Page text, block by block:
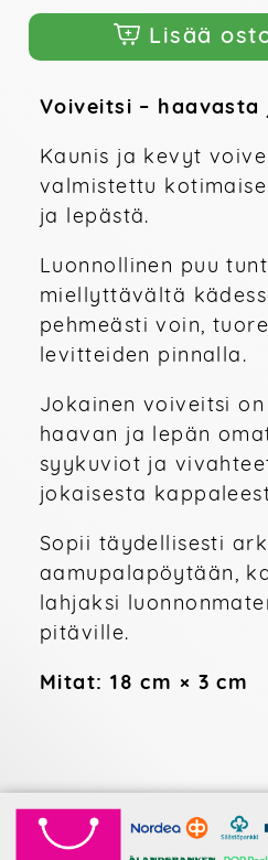
Lisää
Voi­veitsi – haavasta
Kaunis ja kevyt
valmistettu
ja lepästä.
Luonnollinen puu
miellyttävältä
pehmeästi voin,
levitteiden pinnalla.
Jokainen voiveitsi
haavan ja lepän
syykuviot ja
jokaisesta
Sopii täydellisesti
aamupalapöytään,
lahjaksi
pitäville.
Mitat: 18 cm × 3 cm